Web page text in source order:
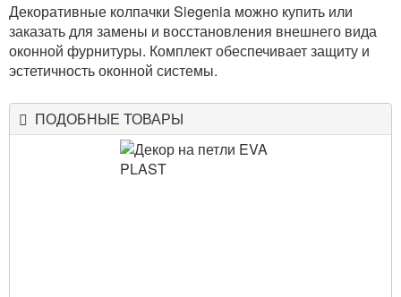
Декоративные колпачки Siegenia можно купить или
заказать для замены и восстановления внешнего вида
оконной фурнитуры. Комплект обеспечивает защиту и
эстетичность оконной системы.
ПОДОБНЫЕ ТОВАРЫ